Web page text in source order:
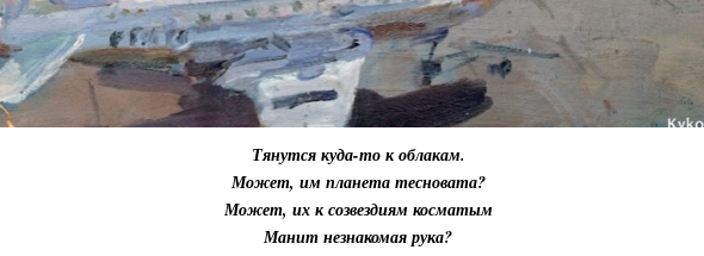
Тянутся куда-то к облакам.
Может, им планета тесновата?
Может, их к созвездиям косматым
Манит незнакомая рука?